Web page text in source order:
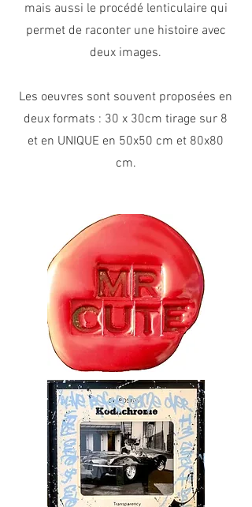
mais aussi le procédé lenticulaire qui
permet de raconter une histoire avec
deux images.
Les oeuvres sont souvent proposées en
deux formats : 30 x 30cm tirage sur 8
et en UNIQUE en 50x50 cm et 80x80
cm.